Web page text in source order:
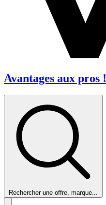
Avantages aux pros !
Rechercher une offre, marque...